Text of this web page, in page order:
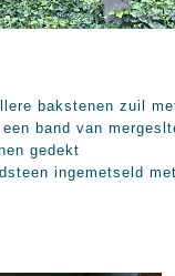
bakstenen zuil
band van
gedekt
ingemetseld